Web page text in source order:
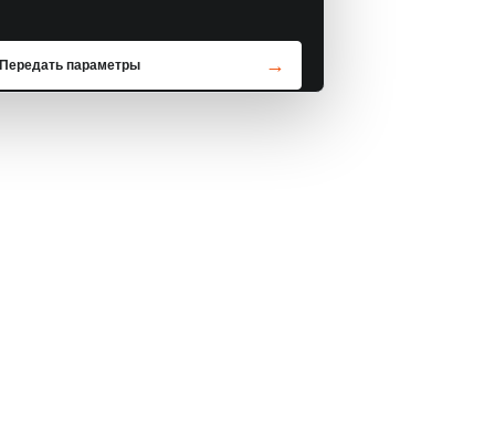
Передать параметры